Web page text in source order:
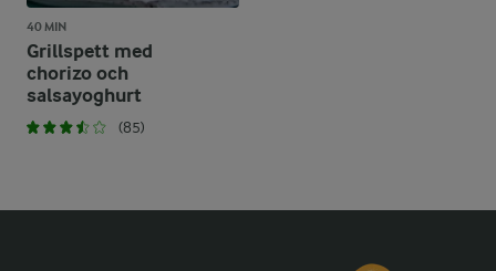
40 MIN
Grillspett med
chorizo och
salsayoghurt
(85)